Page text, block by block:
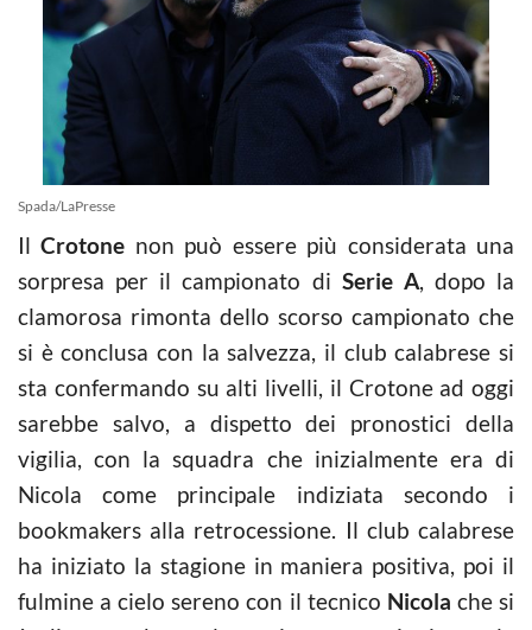
Spada/LaPresse
IlCrotone non può essere più considerata una
sorpresa per il campionato di Serie A, dopo la
clamorosa rimonta dello scorso campionato che
si è conclusa con la salvezza, il club calabrese si
sta confermando su alti livelli, il Crotone ad oggi
sarebbe salvo, a dispetto dei pronostici della
vigilia, con la squadra che inizialmente era di
Nicola come principale indiziata secondo i
bookmakers alla retrocessione. Il club calabrese
ha iniziato la stagione in maniera positiva, poi il
fulmine a cielo sereno con il tecnico Nicola che si